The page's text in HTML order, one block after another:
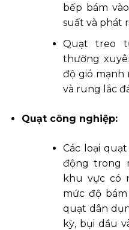
bếp bám
suất và phát
Quạt treo
thường
độ gió mạnh
và rung lắc
Quạt công nghiệp:
Các loại
động trong
khu vực có
mức độ
quạt dân
kỳ, bụi dầu